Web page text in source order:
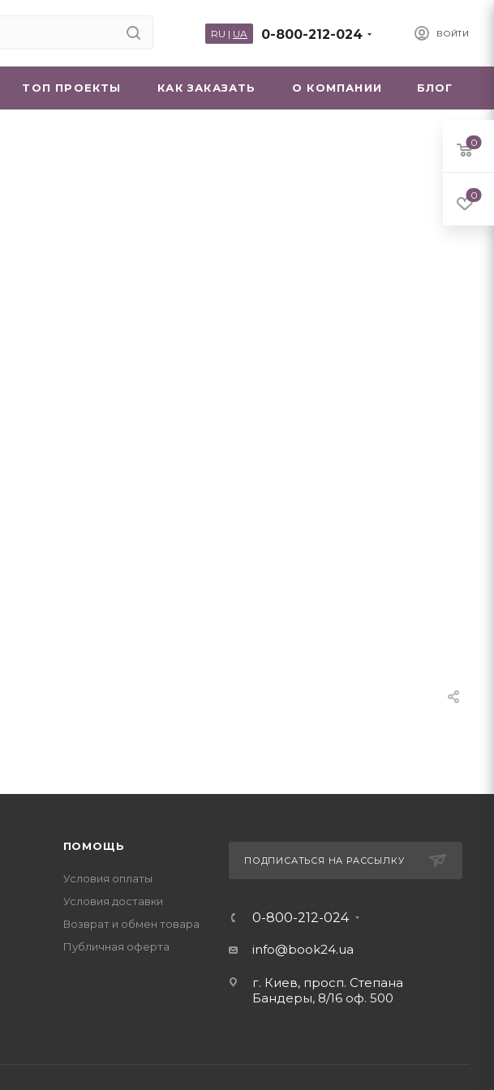
ВОЙТИ
0-800-212-024
RU | UA
ТОП ПРОЕКТЫ КАК ЗАКАЗАТЬ О КОМПАНИИ БЛОГ
ПОМОЩЬ
Условия оплаты
Условия доставки
Возврат и обмен товара
Публичная оферта
ПОДПИСАТЬСЯ НА РАССЫЛКУ
0-800-212-024
info@book24.ua
г. Киев, просп. Степана
Бандеры, 8/16 оф. 500
0
0